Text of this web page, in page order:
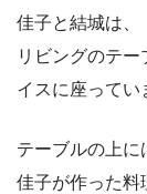
佳子と結城は、
リビングのテ
イスに座ってい
テーブルの上に
佳子が作った料